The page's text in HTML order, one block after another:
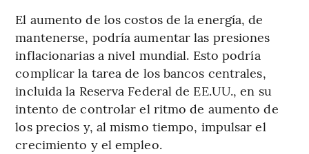
El aumento de los costos de la energía, de
mantenerse, podría aumentar las presiones
inflacionarias a nivel mundial. Esto podría
complicar la tarea de los bancos centrales,
incluida la Reserva Federal de EE.UU., en su
intento de controlar el ritmo de aumento de
los precios y, al mismo tiempo, impulsar el
crecimiento y el empleo.